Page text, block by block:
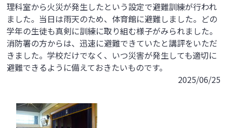
理科室から火災が発生したという設定で避難訓練が行われ
ました。当日は雨天のため、体育館に避難しました。どの
学年の生徒も真剣に訓練に取り組む様子がみられました。
消防署の方からは、迅速に避難できていたと講評をいただ
きました。学校だけでなく、いつ災害が発生しても適切に
避難できるように備えておきたいものです。
2025/06/25